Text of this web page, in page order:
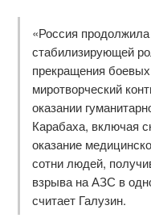
«Россия
стабилизирующей
прекращения
миротворческий
оказании
Карабаха, включая
оказание
сотни людей,
взрыва на АЗС в
считает Галузин.